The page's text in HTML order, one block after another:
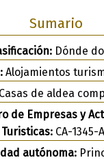
Sumario
Dónde
Alojamientos
de aldea
de Empresas y
Turisticas: CA-1345-
autónoma: